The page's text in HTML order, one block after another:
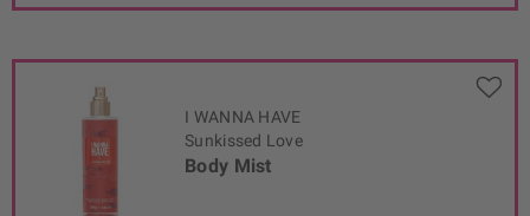
I WANNA HAVE
Sunkissed Love
Body Mist